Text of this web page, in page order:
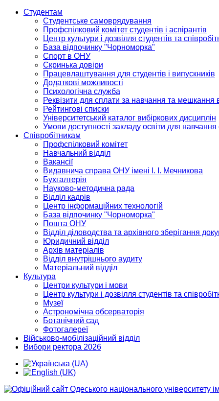
Студентам
Студентське самоврядування
Профспілковий комітет студентів і аспірантів
Центр культури і дозвілля студентів та
База відпочинку "Чорноморка"
Спорт в ОНУ
Скринька довіри
Працевлаштування для студентів і випускників
Додаткові можливості
Психологічна служба
Реквізити для сплати за навчання та мешкання
Рейтингові списки
Університетський каталог вибіркових дисциплін
Умови доступності закладу освіти для
Співробітникам
Профспілковий комітет
Навчальний відділ
Вакансії
Видавнича справа ОНУ імені І. І. Мечникова
Бухгалтерія
Науково-методична рада
Відділ кадрів
Центр інформаційних технологій
База відпочинку "Чорноморка"
Пошта ОНУ
Відділ діловодства та архівного зберігання
Юридичний відділ
Архів матеріалів
Відділ внутрішнього аудиту
Матеріальний відділ
Культура
Центри культури і мови
Центр культури і дозвілля студентів та
Музеї
Астрономічна обсерваторія
Ботанічний сад
Фотогалереї
Військово-мобілізаційний відділ
Вибори ректора 2026